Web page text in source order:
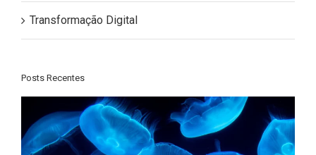
Transformação Digital
Posts Recentes